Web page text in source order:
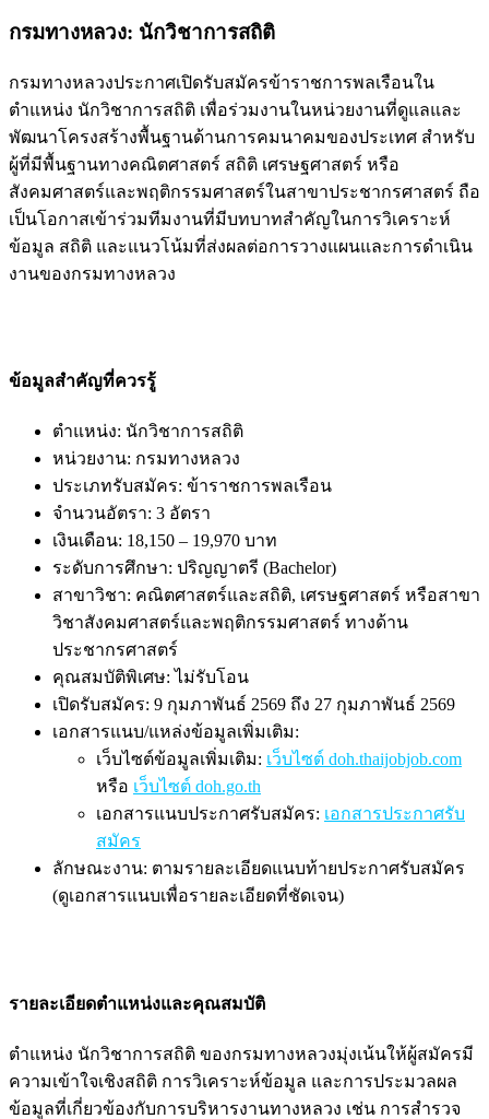
กรมทางหลวง: นักวิชาการสถิติ
กรมทางหลวงประกาศเปิดรับสมัครข้าราชการพลเรือนใน
ตำแหน่ง นักวิชาการสถิติ เพื่อร่วมงานในหน่วยงานที่ดูแลและ
พัฒนาโครงสร้างพื้นฐานด้านการคมนาคมของประเทศ สำหรับ
ผู้ที่มีพื้นฐานทางคณิตศาสตร์ สถิติ เศรษฐศาสตร์ หรือ
สังคมศาสตร์และพฤติกรรมศาสตร์ในสาขาประชากรศาสตร์ ถือ
เป็นโอกาสเข้าร่วมทีมงานที่มีบทบาทสำคัญในการวิเคราะห์
ข้อมูล สถิติ และแนวโน้มที่ส่งผลต่อการวางแผนและการดำเนิน
งานของกรมทางหลวง
ข้อมูลสำคัญที่ควรรู้
ตำแหน่ง: นักวิชาการสถิติ
หน่วยงาน: กรมทางหลวง
ประเภทรับสมัคร: ข้าราชการพลเรือน
จำนวนอัตรา: 3 อัตรา
เงินเดือน: 18,150 – 19,970 บาท
ระดับการศึกษา: ปริญญาตรี (Bachelor)
สาขาวิชา: คณิตศาสตร์และสถิติ, เศรษฐศาสตร์ หรือสาขา
วิชาสังคมศาสตร์และพฤติกรรมศาสตร์ ทางด้าน
ประชากรศาสตร์
คุณสมบัติพิเศษ: ไม่รับโอน
เปิดรับสมัคร: 9 กุมภาพันธ์ 2569 ถึง 27 กุมภาพันธ์ 2569
เอกสารแนบ/แหล่งข้อมูลเพิ่มเติม:
เว็บไซต์ข้อมูลเพิ่มเติม: เว็บไซต์ doh.thaijobjob.com
หรือ เว็บไซต์ doh.go.th
เอกสารแนบประกาศรับสมัคร: เอกสารประกาศรับ
สมัคร
ลักษณะงาน: ตามรายละเอียดแนบท้ายประกาศรับสมัคร
(ดูเอกสารแนบเพื่อรายละเอียดที่ชัดเจน)
รายละเอียดตำแหน่งและคุณสมบัติ
ตำแหน่ง นักวิชาการสถิติ ของกรมทางหลวงมุ่งเน้นให้ผู้สมัครมี
ความเข้าใจเชิงสถิติ การวิเคราะห์ข้อมูล และการประมวลผล
ข้อมูลที่เกี่ยวข้องกับการบริหารงานทางหลวง เช่น การสำรวจ